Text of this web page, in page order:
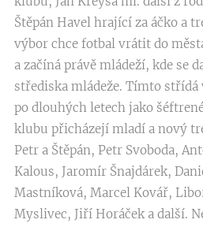
Štěpán Havel hrající za áčko a
výbor chce fotbal vrátit do
a začíná právě mládeží, kde se
střediska mládeže. Tímto střídá
po dlouhých letech jako
klubu přicházejí mladí a nový
Petr a Štěpán, Petr Svoboda,
Kalous, Jaromír Šnajdárek,
Mastníková, Marcel Kovář,
Myslivec, Jiří Horáček a další.